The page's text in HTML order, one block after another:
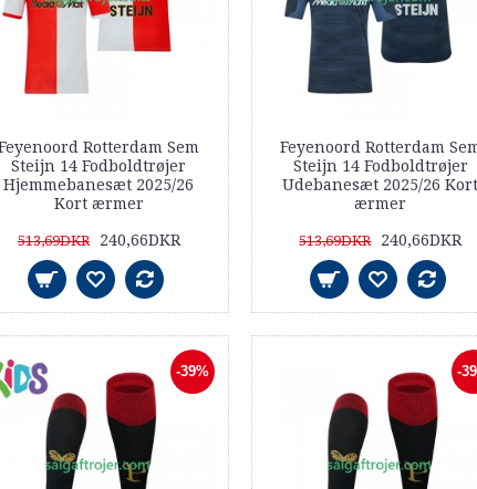
Rotterdam Sem
Steijn 14 Fodboldtrøjer
Hjemmebanesæt 2025/26
Kort ærmer
513,69DKR 240,66DKR
Feyenoord Rotterdam
Steijn 14 Fodboldtrøjer
Udebanesæt 2025/26 Kort
ærmer
513,69DKR 240,66DKR
-39% -